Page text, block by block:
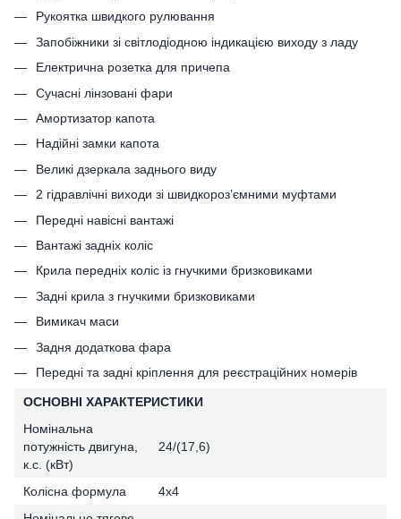
Рукоятка швидкого рулювання
Запобіжники зі світлодіодною індикацією виходу з ладу
Електрична розетка для причепа
Сучасні лінзовані фари
Амортизатор капота
Надійні замки капота
Великі дзеркала заднього виду
2 гідравлічні виходи зі швидкороз’ємними муфтами
Передні навісні вантажі
Вантажі задніх коліс
Крила передніх коліс із гнучкими бризковиками
Задні крила з гнучкими бризковиками
Вимикач маси
Задня додаткова фара
Передні та задні кріплення для реєстраційних номерів
ОСНОВНІ ХАРАКТЕРИСТИКИ
Номінальна
потужність двигуна,
к.с. (кВт)
24/(17,6)
Колісна формула
4х4